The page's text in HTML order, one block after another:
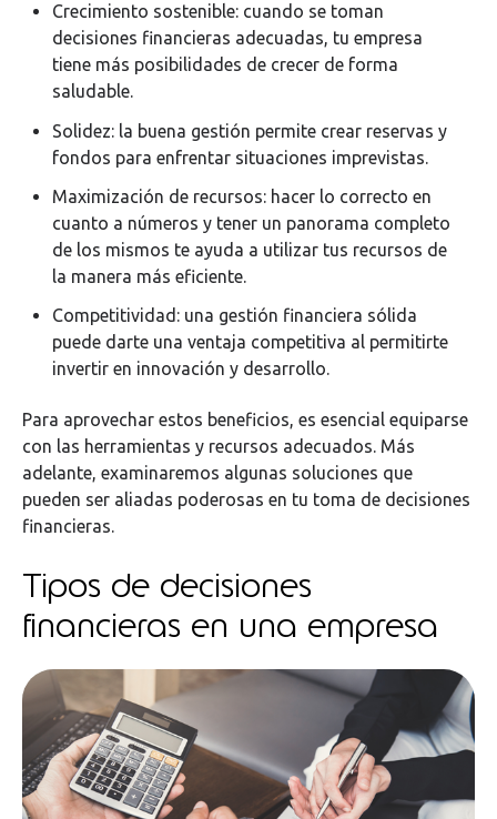
Crecimiento sostenible: cuando se toman
decisiones financieras adecuadas, tu empresa
tiene más posibilidades de crecer de forma
saludable.
Solidez: la buena gestión permite crear reservas y
fondos para enfrentar situaciones imprevistas.
Maximización de recursos: hacer lo correcto en
cuanto a números y tener un panorama completo
de los mismos te ayuda a utilizar tus recursos de
la manera más eficiente.
Competitividad: una gestión financiera sólida
puede darte una ventaja competitiva al permitirte
invertir en innovación y desarrollo.
Para aprovechar estos beneficios, es esencial equiparse
con las herramientas y recursos adecuados. Más
adelante, examinaremos algunas soluciones que
pueden ser aliadas poderosas en tu toma de decisiones
financieras.
Tipos de decisiones
financieras en una empresa